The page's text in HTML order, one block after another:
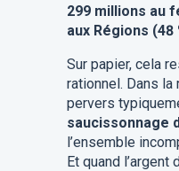
299 millions au
aux Régions (48
Sur papier, cela
rationnel. Dans
pervers
saucissonnage
l’ensemble
Et quand